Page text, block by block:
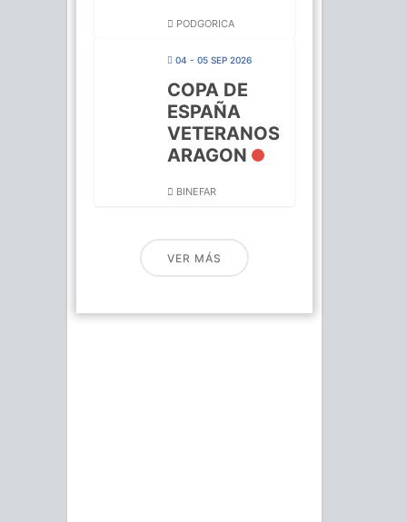
PODGORICA
04 - 05 SEP 2026
COPA DE
ESPAÑA
VETERANOS
ARAGON
BINEFAR
VER MÁS